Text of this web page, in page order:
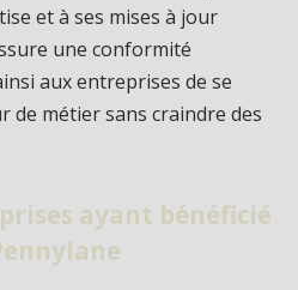
et à ses mises à jour
une conformité
aux entreprises de se
métier sans craindre des
ayant bénéficié